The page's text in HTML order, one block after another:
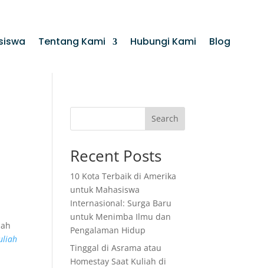
Tentang Kami Hubungi Kami Blog
Search
Recent Posts
10 Kota Terbaik di Amerika
untuk Mahasiswa
Internasional: Surga Baru
untuk Menimba Ilmu dan
Pengalaman Hidup
Tinggal di Asrama atau
Homestay Saat Kuliah di